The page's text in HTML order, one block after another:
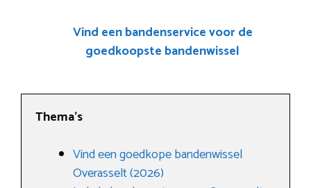
Vind een bandenservice voor de
goedkoopste bandenwissel
Thema’s
Vind een goedkope bandenwissel
Overasselt (2026)